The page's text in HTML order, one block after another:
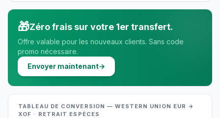
🎁Zéro frais sur votre 1er transfert.
Offre valable pour les nouveaux clients. Sans code
promo nécessaire.
Envoyer maintenant→
TABLEAU DE CONVERSION — WESTERN UNION EUR →
XOF · RETRAIT ESPÈCES